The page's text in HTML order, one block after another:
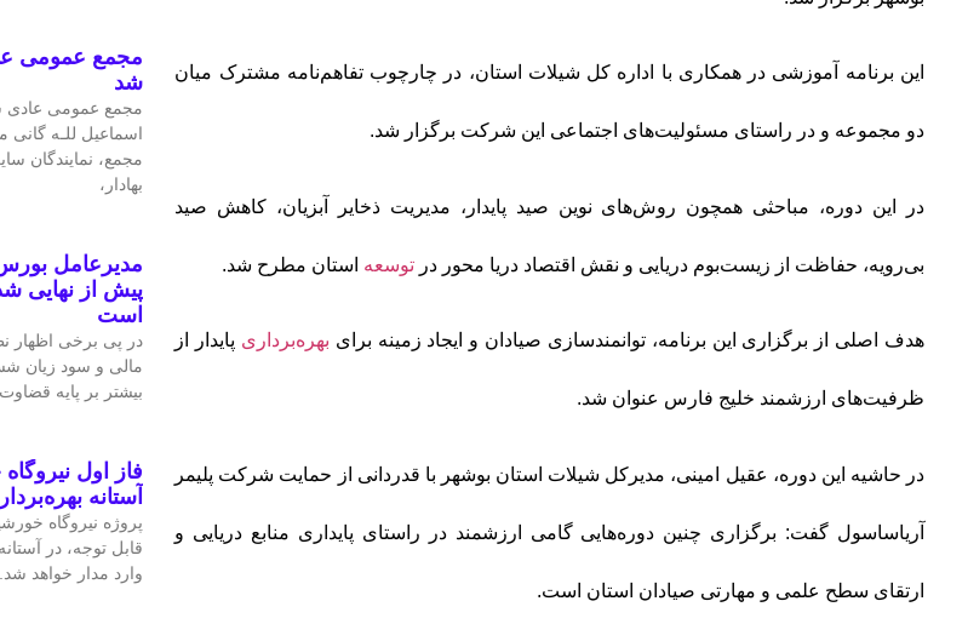
این برنامه آموزشی در همکاری با اداره کل شیلات استان، در چارچوب تفاهم‌نامه مشترک میان
دو مجموعه و در راستای مسئولیت‌های اجتماعی این شرکت برگزار شد.
در این دوره، مباحثی همچون روش‌های نوین صید پایدار، مدیریت ذخایر آبزیان، کاهش صید
بی‌رویه، حفاظت از زیست‌بوم دریایی و نقش اقتصاد دریا محور در توسعه استان مطرح شد.
هدف اصلی از برگزاری این برنامه، توانمندسازی صیادان و ایجاد زمینه برای بهره‌برداری پایدار از
ظرفیت‌های ارزشمند خلیج فارس عنوان شد.
در حاشیه این دوره، عقیل امینی، مدیرکل شیلات استان بوشهر با قدردانی از حمایت شرکت پلیمر
آریاساسول گفت: برگزاری چنین دوره‌هایی گامی ارزشمند در راستای پایداری منابع دریایی و
ارتقای سطح علمی و مهارتی صیادان استان است.
مجمع عمومی
شد
مجمع عمومی عادی
اسماعیل للـه گانی
مجمع، نمایندگان
بهادار،
مدیرعامل
پیش از نهایی
است
در پی برخی اظهار
مالی و سود زیان
بیشتر بر پایه
فاز اول
آستانه
پروژه نیروگاه
قابل‌ توجه، در
وارد مدار خواهد